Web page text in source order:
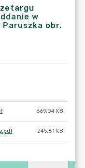
w
obr.
669.04 KB
245.81 KB